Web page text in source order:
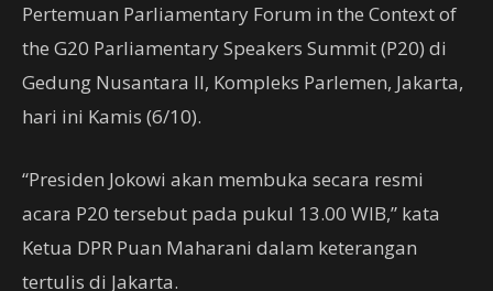
Pertemuan Parliamentary Forum in the Context of
the G20 Parliamentary Speakers Summit (P20) di
Gedung Nusantara II, Kompleks Parlemen, Jakarta,
hari ini Kamis (6/10).
“Presiden Jokowi akan membuka secara resmi
acara P20 tersebut pada pukul 13.00 WIB,” kata
Ketua DPR Puan Maharani dalam keterangan
tertulis di Jakarta.